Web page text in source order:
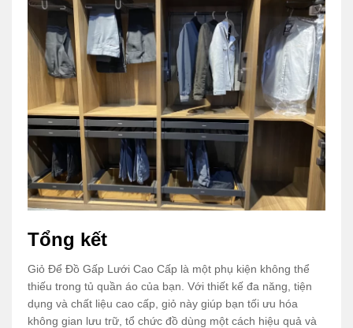
Tổng kết
Giỏ Để Đồ Gấp Lưới Cao Cấp là một phụ kiện không thể
thiếu trong tủ quần áo của bạn. Với thiết kế đa năng, tiện
dụng và chất liệu cao cấp, giỏ này giúp bạn tối ưu hóa
không gian lưu trữ, tổ chức đồ dùng một cách hiệu quả và